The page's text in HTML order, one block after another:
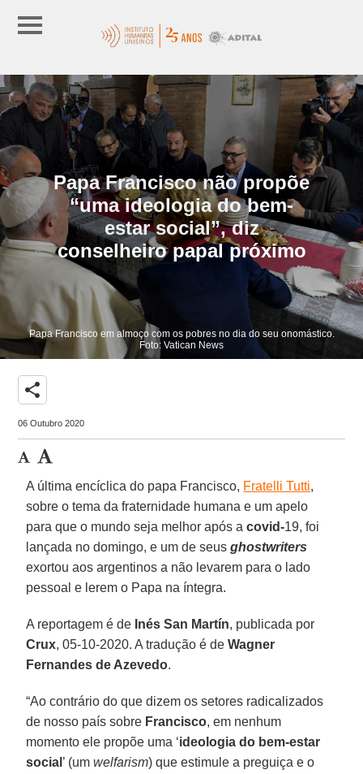
Papa Francisco não propõe
“uma ideologia do bem-
estar social”, diz
conselheiro papal próximo
Papa Francisco em almoço com os pobres no dia do seu onomástico.
Foto: Vatican News
share
06 Outubro 2020
A última encíclica do papa Francisco, Fratelli Tutti,
sobre o tema da fraternidade humana e um apelo
para que o mundo seja melhor após acovid-19, foi
lançada no domingo, e um de seusghostwriters
exortou aos argentinos a não levarem para o lado
pessoal e lerem o Papa na íntegra.
A reportagem é de Inés San Martín, publicada por
Crux, 05-10-2020. A tradução é deWagner
Fernandes de Azevedo.
“Ao contrário do que dizem os setores radicalizados
de nosso país sobre Francisco, em nenhum
momento ele propõe uma ‘ideologia do bem-estar
social ’ (umwelfarism) que estimule a preguiça e o